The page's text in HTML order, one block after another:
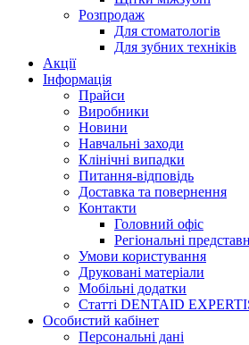
Розпродаж
Для стоматологів
Для зубних техніків
Акції
Інформація
Прайси
Виробники
Новини
Навчальні заходи
Клінічні випадки
Питання-відповідь
Доставка та повернення
Контакти
Головний офіс
Регіональні
Умови користування
Друковані матеріали
Мобільні додатки
Статті DENTAID
Особистий кабінет
Персональні дані